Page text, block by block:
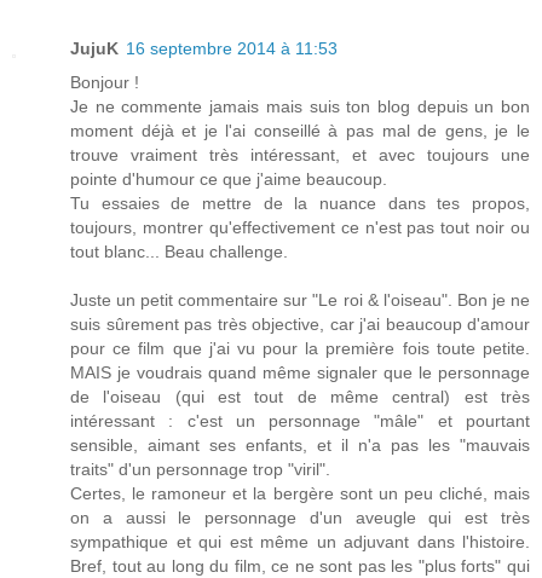
JujuK 16 septembre 2014 à 11:53
Bonjour !
Je ne commente jamais mais suis ton blog depuis un bon
moment déjà et je l'ai conseillé à pas mal de gens, je le
trouve vraiment très intéressant, et avec toujours une
pointe d'humour ce que j'aime beaucoup.
Tu essaies de mettre de la nuance dans tes propos,
toujours, montrer qu'effectivement ce n'est pas tout noir ou
tout blanc... Beau challenge.
Juste un petit commentaire sur "Le roi & l'oiseau". Bon je ne
suis sûrement pas très objective, car j'ai beaucoup d'amour
pour ce film que j'ai vu pour la première fois toute petite.
MAIS je voudrais quand même signaler que le personnage
de l'oiseau (qui est tout de même central) est très
intéressant : c'est un personnage "mâle" et pourtant
sensible, aimant ses enfants, et il n'a pas les "mauvais
traits" d'un personnage trop "viril".
Certes, le ramoneur et la bergère sont un peu cliché, mais
on a aussi le personnage d'un aveugle qui est très
sympathique et qui est même un adjuvant dans l'histoire.
Bref, tout au long du film, ce ne sont pas les "plus forts" qui